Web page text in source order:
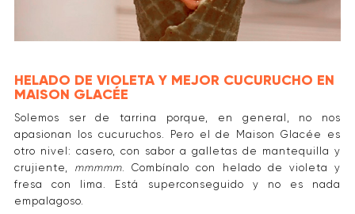
HELADO DE VIOLETA Y MEJOR CUCURUCHO EN
MAISON GLACÉE
Solemos ser de tarrina porque, en general, no nos
apasionan los cucuruchos. Pero el de Maison Glacée es
otro nivel: casero, con sabor a galletas de mantequilla y
crujiente, mmmmm . Combínalo con helado de violeta y
fresa con lima. Está superconseguido y no es nada
empalagoso.